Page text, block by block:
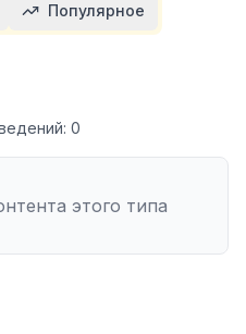
Популярное
0
этого типа